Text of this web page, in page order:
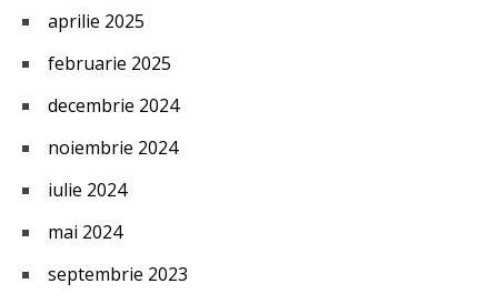
aprilie 2025
februarie 2025
decembrie 2024
noiembrie 2024
iulie 2024
mai 2024
septembrie 2023